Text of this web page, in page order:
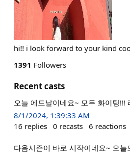
hi!! i look forward to your kind
1391 Followers
Recent casts
오늘 에드날이네요~ 모두 화이팅!!!
8/1/2024, 1:39:33 AM
16 replies 0 recasts 6 reactions
다음시즌이 바로 시작이네요~ 오늘